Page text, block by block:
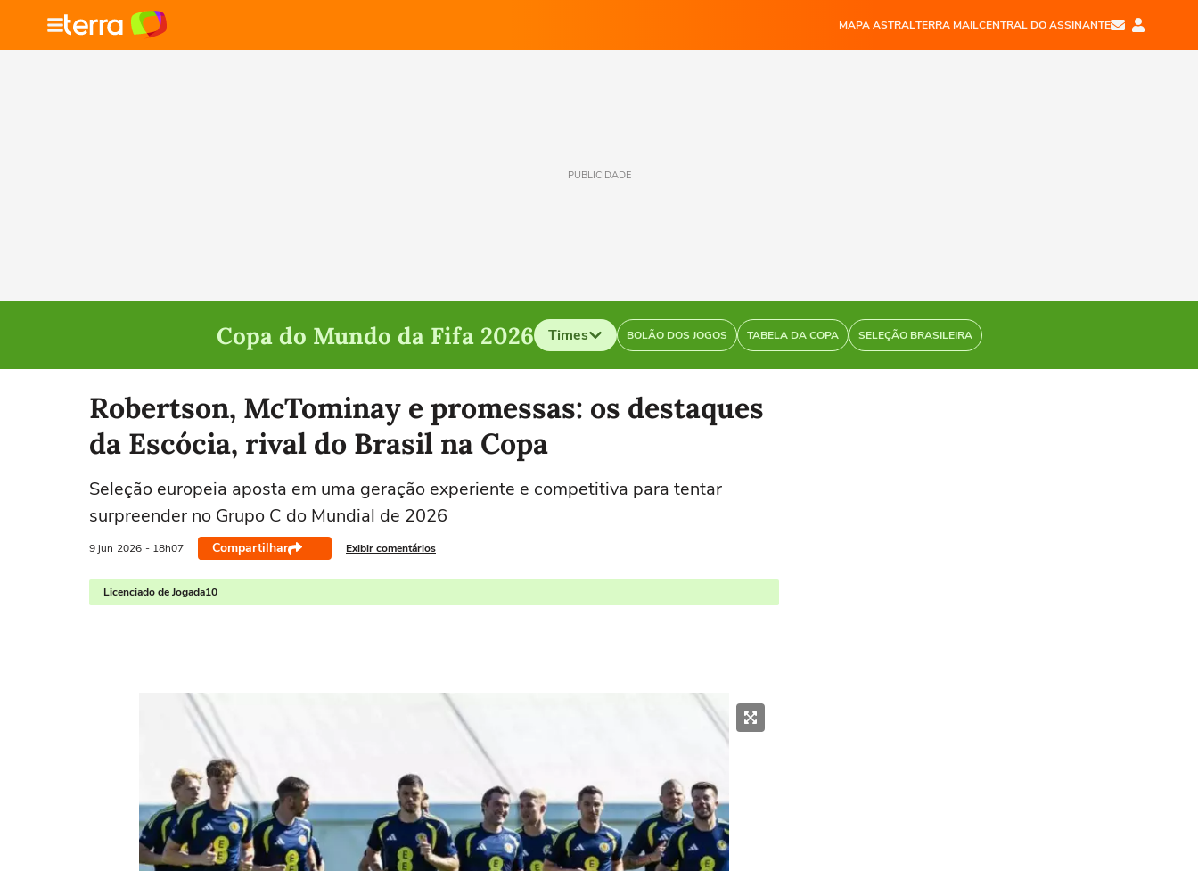
MAPA ASTRALTERRA MAILCENTRAL DO ASSINANTE
PUBLICIDADE
Copa do Mundo da Fifa 2026 Times BOLÃO DOS JOGOS TABELA DA COPA SELEÇÃO BRASILEIRA
Selecione o time para ver as notícias
Robertson, McTominay e promessas: os destaques
da Escócia, rival do Brasil na Copa
Seleção europeia aposta em uma geração experiente e competitiva para tentar
surpreender no Grupo C do Mundial de 2026
9 jun 2026 - 18h07 Compartilhar Exibir comentários
Licenciado de Jogada10